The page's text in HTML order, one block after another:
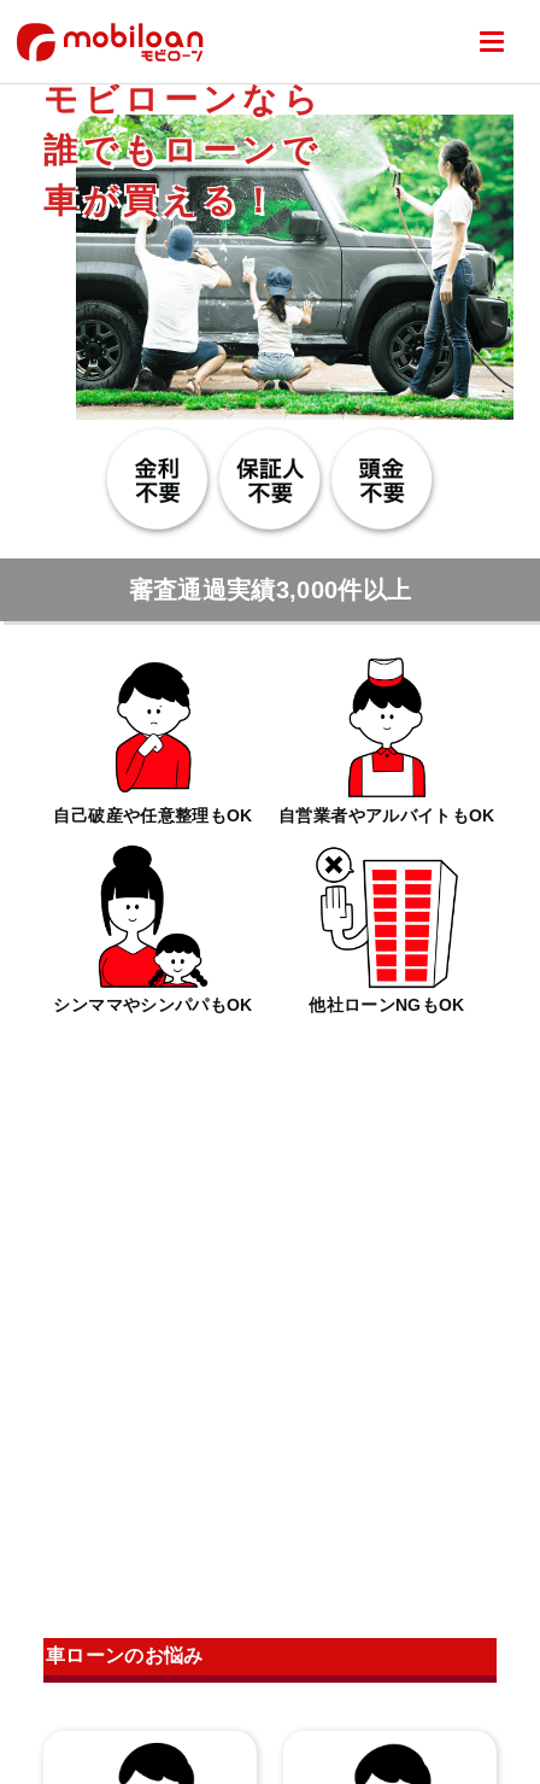
モビローンなら
誰でもローンで
車が買える！
審査通過実績3,000件以上
自己破産や任意整理もOK 自営業者やアルバイトもOK
シンママやシンパパもOK 他社ローンNGもOK
車ローンのお悩み